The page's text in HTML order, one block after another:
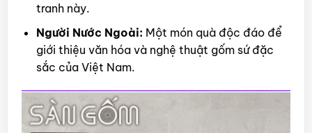
tranh này.
Người Nước Ngoài: Một món quà độc đáo để
giới thiệu văn hóa và nghệ thuật gốm sứ đặc
sắc của Việt Nam.